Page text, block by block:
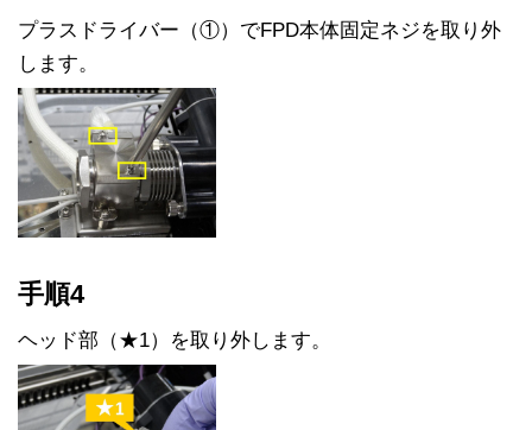
プラスドライバー（①）でFPD本体固定ネジを取り外
します。
手順4
ヘッド部（★1）を取り外します。